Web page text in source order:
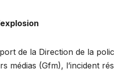
de la Direction de la
médias (Gfm), l’incident